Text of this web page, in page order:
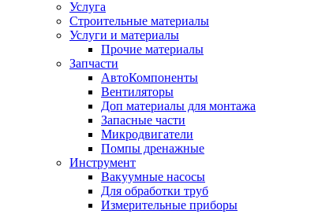
Услуга
Строительные материалы
Услуги и материалы
Прочие материалы
Запчасти
АвтоКомпоненты
Вентиляторы
Доп материалы для монтажа
Запасные части
Микродвигатели
Помпы дренажные
Инструмент
Вакуумные насосы
Для обработки труб
Измерительные приборы